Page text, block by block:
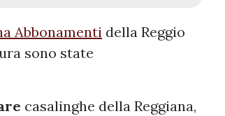
Abbonamenti della Reggio
sono state
casalinghe della Reggiana,